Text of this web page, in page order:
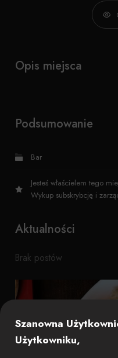
Opis miejsca
Podsumowanie
Bar
Jesteś właścielem tego
Wykup subskrybcję i
Aktualności
Brak postów
Szanowna
Użytkowniku,